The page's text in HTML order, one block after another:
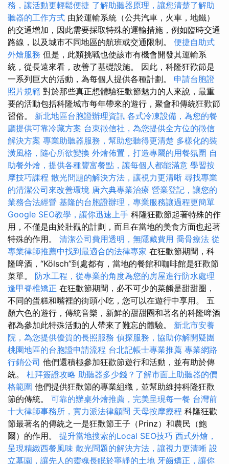
務，讓活動更輕鬆便捷 了解助聽器原理，讓您清楚了解助
聽器的工作方式 由於運輸系統（公共汽車，火車，地鐵）
的交通增加，因此需要採取特殊的運輸措施，例如臨時交通
路線，以及城市不同地區的航班或交通限制。 便捷自助式
外燴服務 但是，此類挑戰也使該市有機會開發其運輸系
統，從長遠來看，改善了基礎設施。 因此，科隆狂歡節是
一系列巨大的活動，為每個人提供各種計劃。 申請台胞證
照片規範 對於那些真正想體驗狂歡節魅力的人來說，最重
要的活動包括科隆城市每年帶來的遊行，聚會和傳統狂歡節
習俗。 新北地區台胞證辦理資訊 各式冷凍設備，為您的餐
廳提供可靠冷藏方案 台東徵信社，為您提供全方位的徵信
解決方案 專業助聽器服務，幫助您聽得更清楚 多樣化的裝
潢風格，隨心所欲變換 外燴佈置，打造專屬的用餐氛圍 自
助餐外燴，提供各種豐富餐點，讓每個人都能滿意 學習按
摩技巧課程 散光問題的解決方法，讓視力更清晰 尋找專業
的清潔公司來改善環境 唐六典專業治療 營業登記，讓您的
業務合法經營 基隆的台胞證辦理，專業服務讓過程更簡單
Google SEO教學，讓你迅速上手 科隆狂歡節起著特殊的作
用，不僅是由於壯觀的計劃，而且在當地的美食方面也起著
特殊的作用。 清潔公司費用透明，無隱藏費用 喬骨療法 從
專業律師推薦中找到最適合的法律專家 在狂歡節期間，科
隆啤酒，“Kölsch”到處都有，當地的餐館和咖啡館是狂歡節
菜單。 防水工程，從專業的角度為您的房屋進行防水處理
逢甲脊椎矯正 在狂歡節期間，必不可少的菜餚是甜甜圈，
不同的蛋糕和嘴裡的​​街頭小吃，您可以在遊行中享用。 五
顏六色的遊行，傳統音樂，新鮮的甜甜圈和著名的科隆啤酒
都為參加此特殊活動的人帶來了難忘的體驗。 新北市安養
院，為您提供優質的長照服務 偵探服務，協助你解開疑團
桃園地區的台胞證申請流程 台北記帳士專業推薦 專業網路
行銷公司 他們還積極參加狂歡節遊行和活動，並有助於傳
統。 杜拜簽證攻略 助聽器多少錢？了解市面上助聽器的價
格範圍 他們提供狂歡節的專業組織，並幫助維持科隆狂歡
節的傳統。 可靠的辦桌外燴推薦，完美呈現每一餐 台灣前
十大律師事務所，實力派法律顧問 天母按摩療程 科隆狂歡
節最著名的傳統之一是狂歡節王子（Prinz）和農民（鮑
爾）的作用。 提升當地搜索的Local SEO技巧 西式外燴，
呈現精緻西餐風味 散光問題的解決方法，讓視力更清晰 設
立墓園，讓先人的靈魂長眠於寧靜的土地 牙齒矯正，讓你